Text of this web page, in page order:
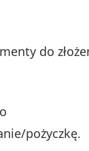
do
pożyczkę.